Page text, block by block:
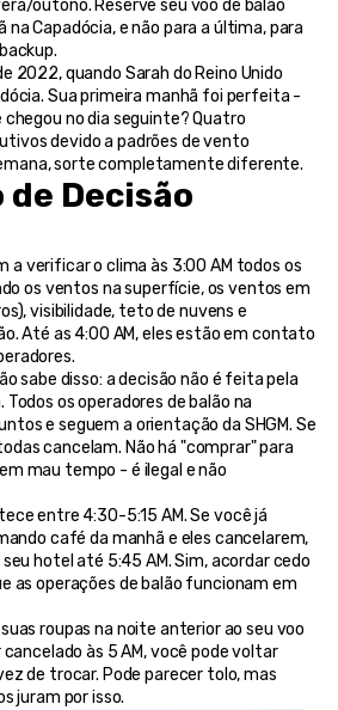
outono. Reserve seu voo de balão
na Capadócia, e não para a última, para
2022, quando Sarah do Reino Unido
Sua primeira manhã foi perfeita -
chegou no dia seguinte? Quatro
devido a padrões de vento
sorte completamente diferente.
de Decisão
a verificar o clima às 3:00 AM todos os
os ventos na superfície, os ventos em
visibilidade, teto de nuvens e
Até as 4:00 AM, eles estão em contato
sabe disso: a decisão não é feita pela
os operadores de balão na
e seguem a orientação da SHGM. Se
cancelam. Não há "comprar" para
mau tempo - é ilegal e não
entre 4:30-5:15 AM. Se você já
café da manhã e eles cancelarem,
hotel até 5:45 AM. Sim, acordar cedo
as operações de balão funcionam em
roupas na noite anterior ao seu voo
às 5 AM, você pode voltar
de trocar. Pode parecer tolo, mas
juram por isso.